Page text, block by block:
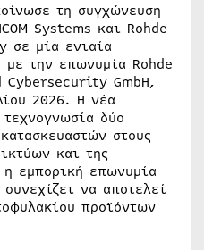
τη συγχώνευση
Systems και Rohde
σε μία ενιαία
με την επωνυμία Rohde
GmbH,
2026. Η νέα
δύο
στους
και της
εμπορική επωνυμία
συνεχίζει να αποτελεί
προϊόντων